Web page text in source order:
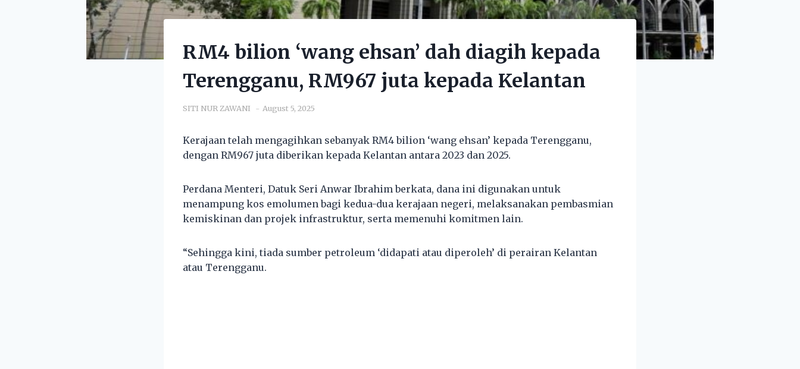
RM4 bilion ‘wang ehsan’ dah diagih kepada
Terengganu, RM967 juta kepada Kelantan
SITI NUR ZAWANI August 5, 2025
Kerajaan telah mengagihkan sebanyak RM4 bilion ‘wang ehsan’ kepada Terengganu,
dengan RM967 juta diberikan kepada Kelantan antara 2023 dan 2025.
Perdana Menteri, Datuk Seri Anwar Ibrahim berkata, dana ini digunakan untuk
menampung kos emolumen bagi kedua-dua kerajaan negeri, melaksanakan pembasmian
kemiskinan dan projek infrastruktur, serta memenuhi komitmen lain.
“Sehingga kini, tiada sumber petroleum ‘didapati atau diperoleh’ di perairan Kelantan
atau Terengganu.